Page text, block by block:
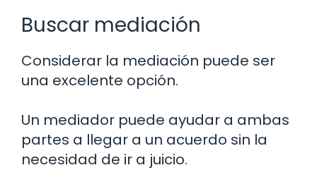
Buscar mediación
Considerar la mediación puede ser
una excelente opción.
Un mediador puede ayudar a ambas
partes a llegar a un acuerdo sin la
necesidad de ir a juicio.